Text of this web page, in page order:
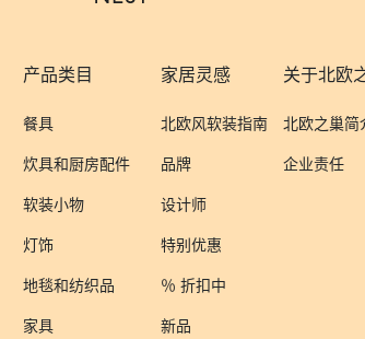
产品类目
餐具
炊具和厨房配件
软装小物
灯饰
地毯和纺织品
家具
家居灵感
北欧风软装指南
品牌
设计师
特别优惠
％ 折扣中
新品
关于北欧
北欧之巢简
企业责任